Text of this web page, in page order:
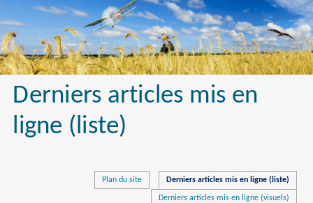
Derniers articles mis en
ligne (liste)
Plan du site Derniers articles mis en ligne (liste)
Derniers articles mis en ligne (visuels)